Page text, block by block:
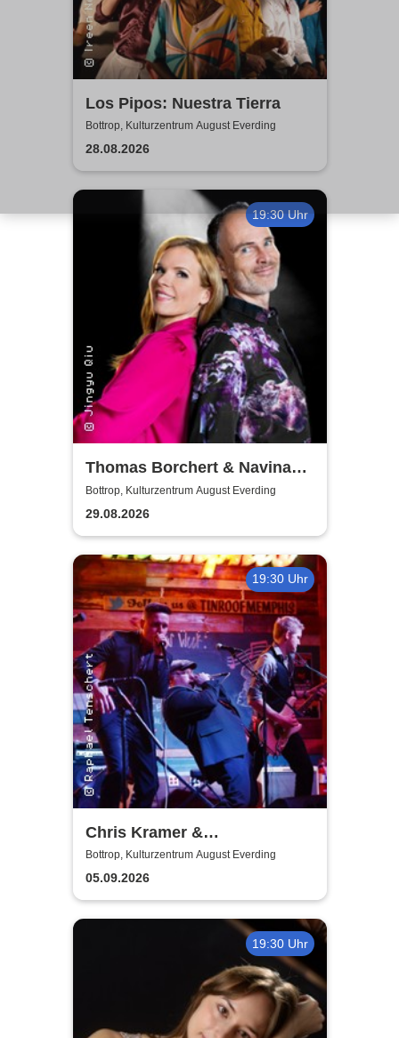
Los Pipos: Nuestra Tierra
Bottrop, Kulturzentrum August Everding
28.08.2026
19:30 Uhr
Thomas Borchert & Navina
Heyne - Mr. & Mrs. Musical
Bottrop, Kulturzentrum August Everding
29.08.2026
19:30 Uhr
Chris Kramer &
Beatbox'n'Blues
Bottrop, Kulturzentrum August Everding
05.09.2026
19:30 Uhr